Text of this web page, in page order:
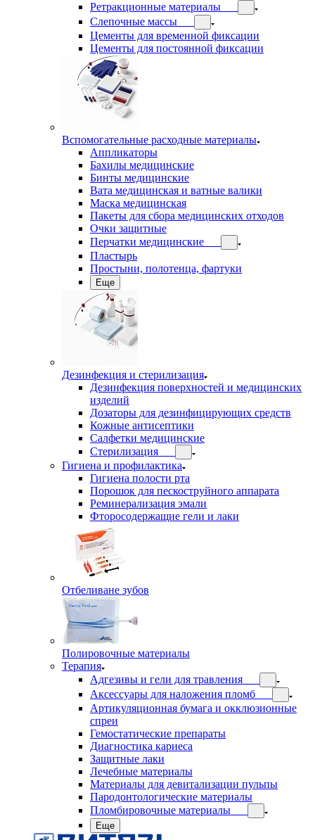
Ретракционные материалы
Слепочные массы
Цементы для временной фиксации
Цементы для постоянной фиксации
Вспомогательные расходные материалы
Аппликаторы
Бахилы медицинские
Бинты медицинские
Вата медицинская и ватные валики
Маска медицинская
Пакеты для сбора медицинских отходов
Очки защитные
Перчатки медицинские
Пластырь
Простыни, полотенца, фартуки
Еще
Дезинфекция и стерилизация
Дезинфекция поверхностей и медицинских
изделий
Дозаторы для дезинфицирующих средств
Кожные антисептики
Салфетки медицинские
Стерилизация
Гигиена и профилактика
Гигиена полости рта
Порошок для пескоструйного аппарата
Реминерализация эмали
Фторосодержащие гели и лаки
Отбеливане зубов
Полировочные материалы
Терапия
Адгезивы и гели для травления
Аксессуары для наложения пломб
Артикуляционная бумага и окклюзионные
спреи
Гемостатические препараты
Диагностика кариеса
Защитные лаки
Лечебные материалы
Материалы для девитализации пульпы
Пародонтологические материалы
Пломбировочные материалы
Еще